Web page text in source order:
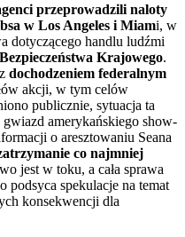
przeprowadzili naloty
w Los Angeles i Miami, w
dotyczącego handlu ludźmi
Krajowego.
dochodzeniem federalnym
akcji, w tym celów
publicznie, sytuacja ta
amerykańskiego show-
o aresztowaniu Seana
co najmniej
jest w toku, a cała sprawa
podsyca spekulacje na temat
konsekwencji dla